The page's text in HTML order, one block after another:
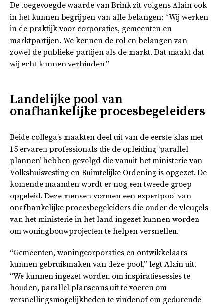
De toegevoegde waarde van Brink zit volgens Alain ook
in het kunnen begrijpen van alle belangen: “Wij werken
in de praktijk voor corporaties, gemeenten en
marktpartijen. We kennen de rol en belangen van
zowel de publieke partijen als de markt. Dat maakt dat
wij echt kunnen verbinden.”
Landelijke pool van
onafhankelijke procesbegeleiders
Beide collega’s maakten deel uit van de eerste klas met
15 ervaren professionals die de opleiding ‘parallel
plannen’ hebben gevolgd die vanuit het ministerie van
Volkshuisvesting en Ruimtelijke Ordening is opgezet. De
komende maanden wordt er nog een tweede groep
opgeleid. Deze mensen vormen een expertpool van
onafhankelijke procesbegeleiders die onder de vleugels
van het ministerie in het land ingezet kunnen worden
om woningbouwprojecten te helpen versnellen.
“Gemeenten, woningcorporaties en ontwikkelaars
kunnen gebruikmaken van deze pool,” legt Alain uit.
“We kunnen ingezet worden om inspiratiesessies te
houden, parallel planscans uit te voeren om
versnellingsmogelijkheden te vindenof om gedurende